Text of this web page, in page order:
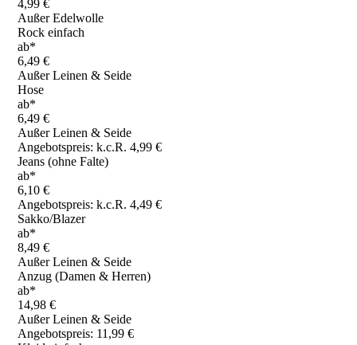
4,99 €
Außer Edelwolle
Rock einfach
ab*
6,49 €
Außer Leinen & Seide
Hose
ab*
6,49 €
Außer Leinen & Seide
Angebotspreis: k.c.R. 4,99 €
Jeans (ohne Falte)
ab*
6,10 €
Angebotspreis: k.c.R. 4,49 €
Sakko/Blazer
ab*
8,49 €
Außer Leinen & Seide
Anzug (Damen & Herren)
ab*
14,98 €
Außer Leinen & Seide
Angebotspreis: 11,99 €